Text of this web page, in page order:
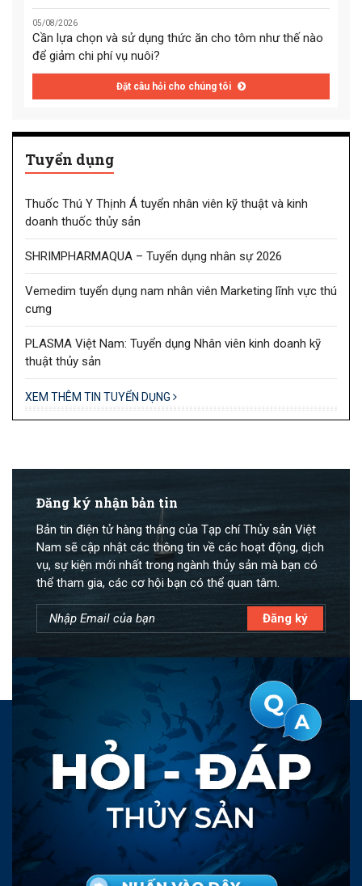
05/08/2026
Cần lựa chọn và sử dụng thức ăn cho tôm như thế nào
để giảm chi phí vụ nuôi?
Đặt câu hỏi cho chúng tôi
Tuyển dụng
Thuốc Thú Y Thịnh Á tuyển nhân viên kỹ thuật và kinh
doanh thuốc thủy sản
SHRIMPHARMAQUA – Tuyển dụng nhân sự 2026
Vemedim tuyển dụng nam nhân viên Marketing lĩnh vực thú
cưng
PLASMA Việt Nam: Tuyển dụng Nhân viên kinh doanh kỹ
thuật thủy sản
XEM THÊM TIN TUYỂN DỤNG
Đăng ký nhận bản tin
Bản tin điện tử hàng tháng của Tạp chí Thủy sản Việt
Nam sẽ cập nhật các thông tin về các hoạt động, dịch
vụ, sự kiện mới nhất trong ngành thủy sản mà bạn có
thể tham gia, các cơ hội bạn có thể quan tâm.